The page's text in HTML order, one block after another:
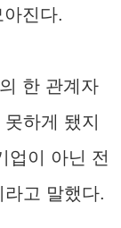
진다.
한 관계자
하게 됐지
업이 아닌 전
고 말했다.